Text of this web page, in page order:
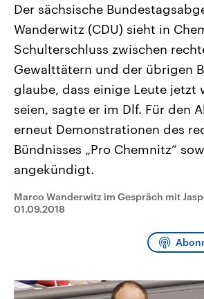
Landtagswahl Sachsen-Anhalt
2026
Alle Informationen
Sachsen-Anhalt wählt am 6.
September 2026 einen neuen
Landtag. Seit 2021 wird das
Bundesland von einer Koalition aus
CDU, SPD und FDP regiert.-
Umfragen, Prognosen,
Wahlprogramme, aktuelle Berichte
und Hintergründe zu den Parteien
und Kandidaten der anstehenden
Wahl.
USA
mit
Sendungen Programm
Der sächsische
Wanderwitz (CDU) sieht in
Schulterschluss zwischen
Gewalttätern und der übrigen
glaube, dass einige Leute jetzt
seien, sagte er im Dlf. Für den
erneut Demonstrationen des
Bündnisses „Pro Chemnitz“
angekündigt.
Marco Wanderwitz im Gespräch mit
01.09.2018